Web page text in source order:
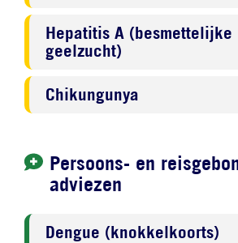
Hepatitis A (besmettelijke
geelzucht)
Chikungunya
Persoons- en
adviezen
Dengue (knokkelkoorts)